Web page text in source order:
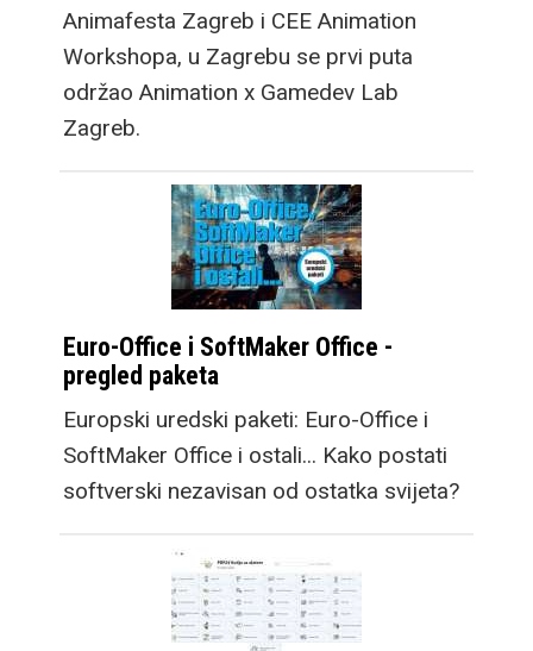
Animafesta Zagreb i CEE Animation
Workshopa, u Zagrebu se prvi puta
održao Animation x Gamedev Lab
Zagreb.
Euro-Office i SoftMaker Office -
pregled paketa
Europski uredski paketi: Euro-Office i
SoftMaker Office i ostali... Kako postati
softverski nezavisan od ostatka svijeta?